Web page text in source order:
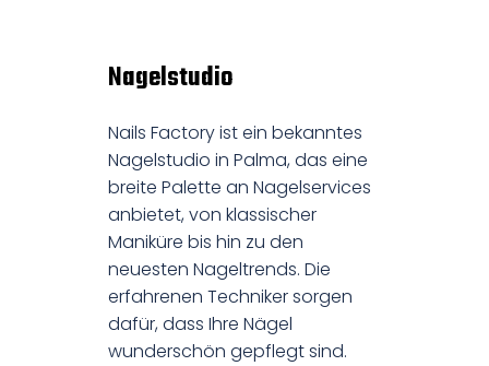
Nagelstudio
Nails Factory ist ein bekanntes
Nagelstudio in Palma, das eine
breite Palette an Nagelservices
anbietet, von klassischer
Maniküre bis hin zu den
neuesten Nageltrends. Die
erfahrenen Techniker sorgen
dafür, dass Ihre Nägel
wunderschön gepflegt sind.